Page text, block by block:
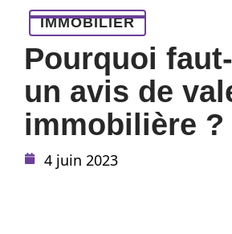
IMMOBILIER
Pourquoi
un avis de
immobilière ?
4 juin 2023